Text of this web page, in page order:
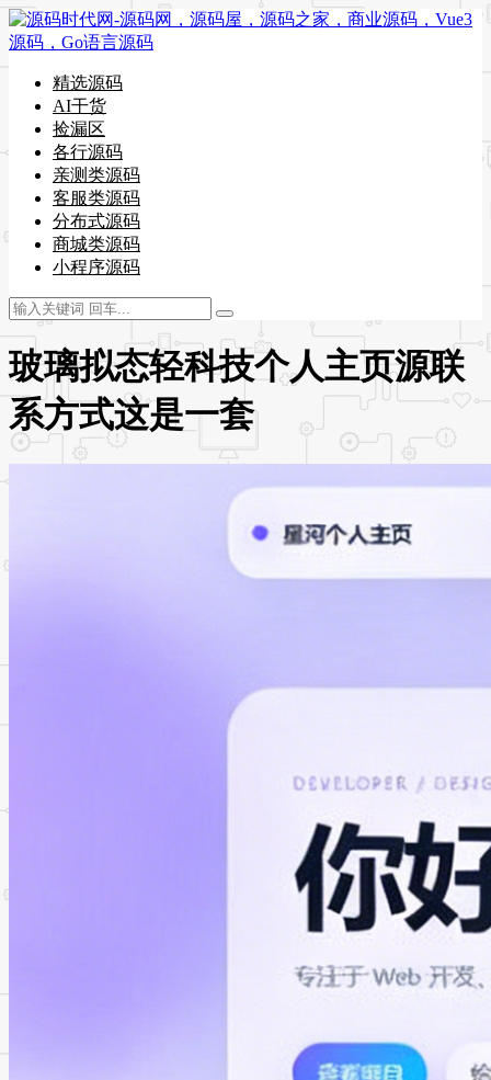
精选源码
AI干货
捡漏区
各行源码
亲测类源码
客服类源码
分布式源码
商城类源码
小程序源码
玻璃拟态轻科技个人主页源联
系方式这是一套